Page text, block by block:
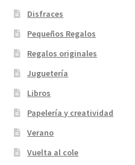
Disfraces
Pequeños Regalos
Regalos originales
Juguetería
Libros
Papelería y creatividad
Verano
Vuelta al cole